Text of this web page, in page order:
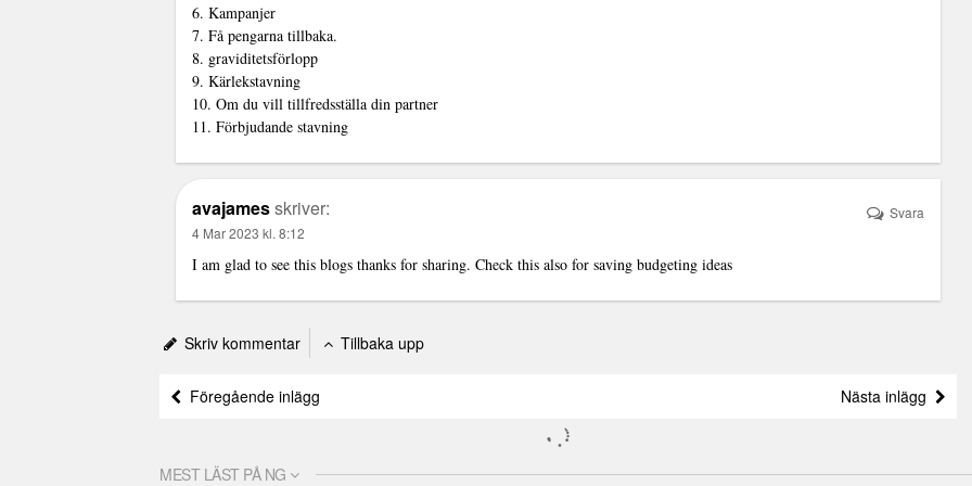
6. Kampanjer
7. Få pengarna tillbaka.
8. graviditetsförlopp
9. Kärlekstavning
10. Om du vill tillfredsställa din partner
11. Förbjudande stavning
avajamesskriver:
4 Mar 2023 kl. 8:12
I am glad to see this blogs thanks for sharing. Check this also for saving budgeting ideas
Svara
Skriv kommentar Tillbaka upp
Föregående inlägg Nästa inlägg
MEST LÄST PÅ NG